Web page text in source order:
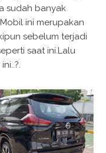
sudah banyak
ini merupakan
sebelum terjadi
saat ini.Lalu